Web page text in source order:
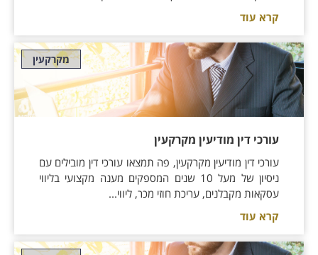
קרא עוד
מקרקעין
עורכי דין מודיעין מקרקעין
עורכי דין מודיעין מקרקעין, פה תמצאו עורכי דין מובילים עם
ניסיון של מעל 10 שנים המספקים מענה מקצועי בליווי
עסקאות מקבלנים, עריכת חוזי מכר, ליווי...
קרא עוד